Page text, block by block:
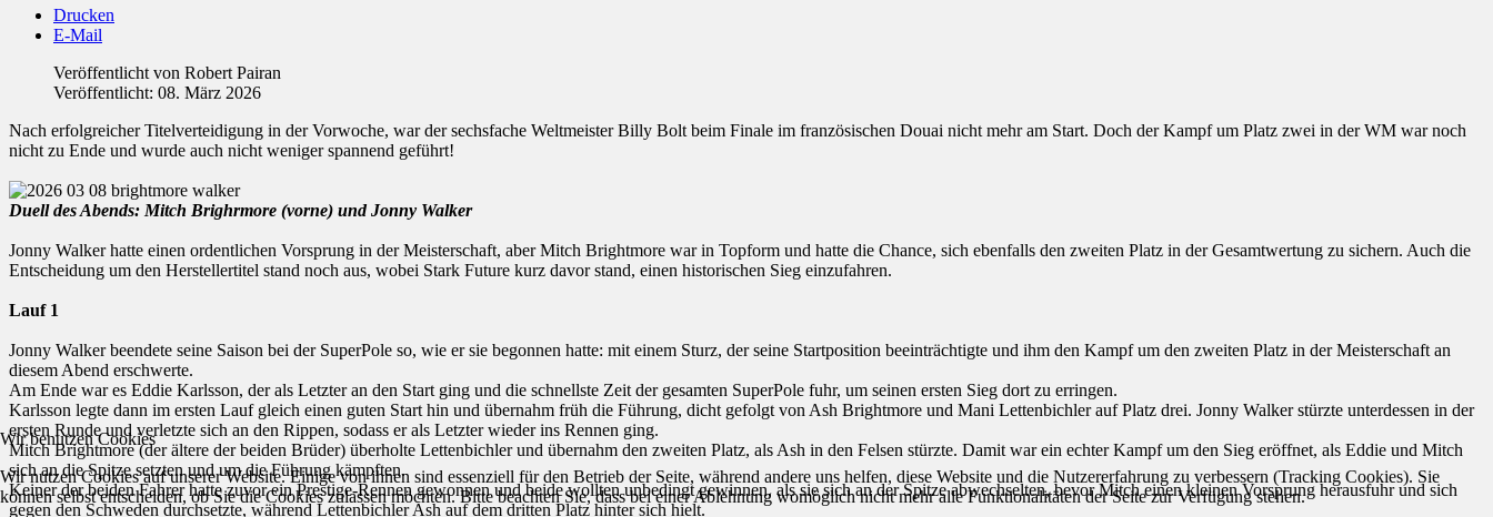
Drucken
E-Mail
Veröffentlicht von Robert Pairan
Veröffentlicht: 08. März 2026
Nach erfolgreicher Titelverteidigung in der Vorwoche, war der sechsfache Weltmeister Billy Bolt beim Finale im französischen Douai nicht mehr am Start. Doch der Kampf um Platz zwei in der WM war noch
nicht zu Ende und wurde auch nicht weniger spannend geführt!
Duell des Abends: Mitch Brighrmore (vorne) und Jonny Walker
Jonny Walker hatte einen ordentlichen Vorsprung in der Meisterschaft, aber Mitch Brightmore war in Topform und hatte die Chance, sich ebenfalls den zweiten Platz in der Gesamtwertung zu sichern. Auch die
Entscheidung um den Herstellertitel stand noch aus, wobei Stark Future kurz davor stand, einen historischen Sieg einzufahren.
Lauf 1
Jonny Walker beendete seine Saison bei der SuperPole so, wie er sie begonnen hatte: mit einem Sturz, der seine Startposition beeinträchtigte und ihm den Kampf um den zweiten Platz in der Meisterschaft an
diesem Abend erschwerte.
Am Ende war es Eddie Karlsson, der als Letzter an den Start ging und die schnellste Zeit der gesamten SuperPole fuhr, um seinen ersten Sieg dort zu erringen.
Karlsson legte dann im ersten Lauf gleich einen guten Start hin und übernahm früh die Führung, dicht gefolgt von Ash Brightmore und Mani Lettenbichler auf Platz drei. Jonny Walker stürzte unterdessen in der
ersten Runde und verletzte sich an den Rippen, sodass er als Letzter wieder ins Rennen ging.
Mitch Brightmore (der ältere der beiden Brüder) überholte Lettenbichler und übernahm den zweiten Platz, als Ash in den Felsen stürzte. Damit war ein echter Kampf um den Sieg eröffnet, als Eddie und Mitch
sich an die Spitze setzten und um die Führung kämpften.
Keiner der beiden Fahrer hatte zuvor ein Prestige-Rennen gewonnen und beide wollten unbedingt gewinnen, als sie sich an der Spitze abwechselten, bevor Mitch einen kleinen Vorsprung herausfuhr und sich
gegen den Schweden durchsetzte, während Lettenbichler Ash auf dem dritten Platz hinter sich hielt.
Wir benutzen Cookies
Wir nutzen Cookies auf unserer Website. Einige von ihnen sind essenziell für den Betrieb der Seite, während andere uns helfen, diese Website und die Nutzererfahrung zu verbessern (Tracking Cookies). Sie
können selbst entscheiden, ob Sie die Cookies zulassen möchten. Bitte beachten Sie, dass bei einer Ablehnung womöglich nicht mehr alle Funktionalitäten der Seite zur Verfügung stehen.